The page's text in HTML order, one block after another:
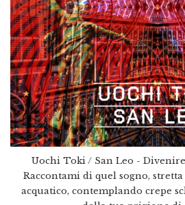
Uochi Toki / San Leo -
Raccontami di quel sogno,
acquatico, contemplando crepe